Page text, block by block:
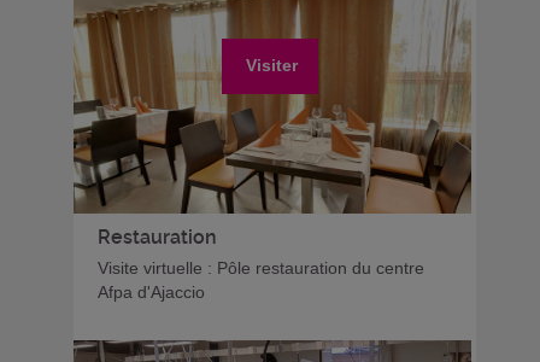
Visiter
Restauration
Visite virtuelle : Pôle restauration du centre
Afpa d'Ajaccio